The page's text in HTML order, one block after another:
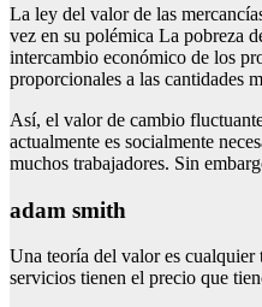
La ley del valor de las
vez en su polémica La pobreza
intercambio económico de los
proporcionales a las cantidades
Así, el valor de cambio
actualmente es socialmente
muchos trabajadores. Sin
adam smith
Una teoría del valor es cualquier
servicios tienen el precio que